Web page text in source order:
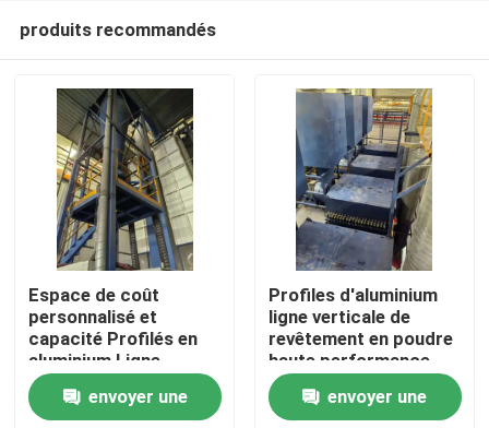
Produits
VR Show
produits recommandés
Espace de coût
personnalisé et
capacité Profilés en
aluminium Ligne
verticale de
revêtement en poudre
envoyer une
Profiles d'aluminium
ligne verticale de
revêtement en poudre
haute performance
envoyer une